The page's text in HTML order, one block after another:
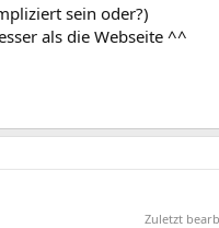
sein oder?)
als die Webseite ^^
Zuletzt